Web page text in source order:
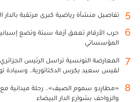
5 تفاصيل منشأة رياضية كبرى مرتقبة بالدار
6
حرب الأرقام تعمق أزمة سبتة وتضع
المؤسساتي
7
المعارضة التونسية تراسل الرئيس
لقيس سعيد يكرس الدكتاتورية.. وسيادة
8
«مطارِدو سموم الصيف».. رحلة ميدانية
والزواحف بشوارع الدار البيضاء